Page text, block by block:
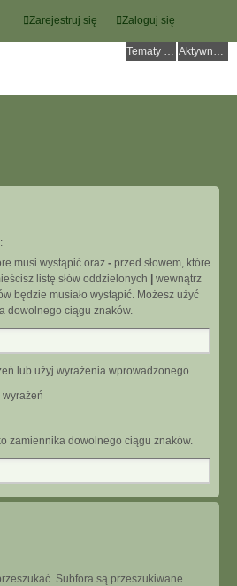
Zaloguj się
Zarejestruj się
Tematy bez odpowiedzi Aktywne tematy
musi wystąpić oraz - przed słowem, które
listę słów oddzielonych
wewnątrz
będzie musiało wystąpić. Możesz użyć
dowolnego ciągu znaków.
lub użyj wyrażenia wprowadzonego
zamiennika dowolnego ciągu znaków.
Subfora są przeszukiwane